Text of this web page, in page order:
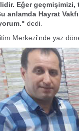
Eğer geçmişimizi,
anlamda Hayrat
dedi.
Merkezi'nde yaz